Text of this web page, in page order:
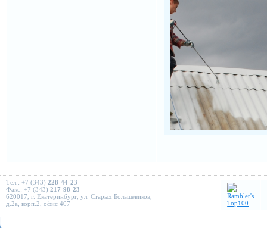
Тел.: +7 (343) 228-44-23
Факс: +7 (343) 217-98-23
620017, г. Екатеринбург, ул. Старых Большевиков,
д.2а, корп.2, офис 407